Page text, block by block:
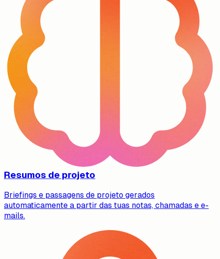
Resumos de projeto
Briefings e passagens de projeto gerados
automaticamente a partir das tuas notas, chamadas e e-
mails.